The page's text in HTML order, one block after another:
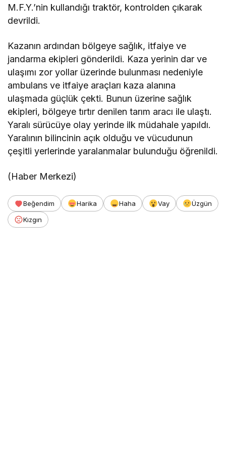
M.F.Y.’nin kullandığı traktör, kontrolden çıkarak
devrildi.
Kazanın ardından bölgeye sağlık, itfaiye ve
jandarma ekipleri gönderildi. Kaza yerinin dar ve
ulaşımı zor yollar üzerinde bulunması nedeniyle
ambulans ve itfaiye araçları kaza alanına
ulaşmada güçlük çekti. Bunun üzerine sağlık
ekipleri, bölgeye tırtır denilen tarım aracı ile ulaştı.
Yaralı sürücüye olay yerinde ilk müdahale yapıldı.
Yaralının bilincinin açık olduğu ve vücudunun
çeşitli yerlerinde yaralanmalar bulunduğu öğrenildi.
(Haber Merkezi)
Beğendim Harika Haha Vay
Üzgün
Kızgın